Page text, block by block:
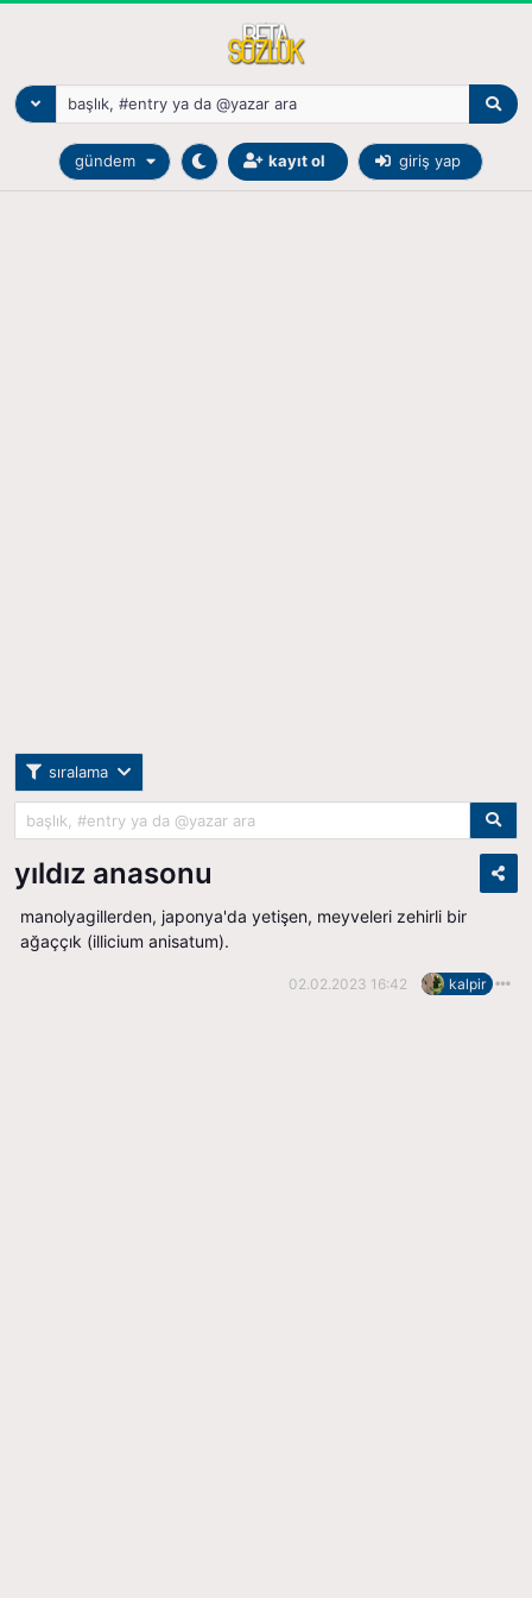
gündem kayıt ol giriş yap
sıralama
yıldız anasonu
manolyagillerden, japonya'da yetişen, meyveleri zehirli bir
ağaççık (i̇llicium anisatum).
02.02.2023 16:42 kalpir